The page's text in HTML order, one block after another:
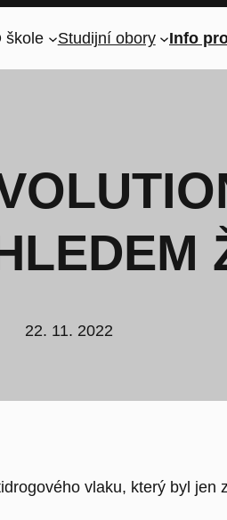
škole Studijní obory Info
22. 11. 2022
vlaku, který byl jen